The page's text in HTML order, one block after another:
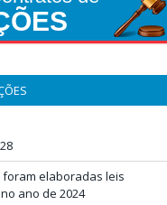
elaboradas leis
ano de 2024